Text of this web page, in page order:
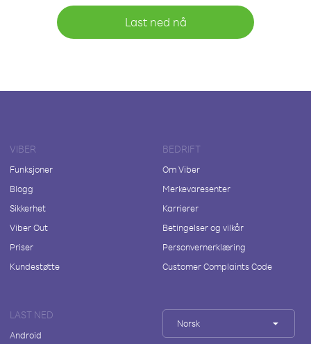
Last ned nå
VIBER
Funksjoner
Blogg
Sikkerhet
Viber Out
Priser
Kundestøtte
BEDRIFT
Om Viber
Merkevaresenter
Karrierer
Betingelser og vilkår
Personvernerklæring
Customer Complaints Code
LAST NED
Android
Norsk